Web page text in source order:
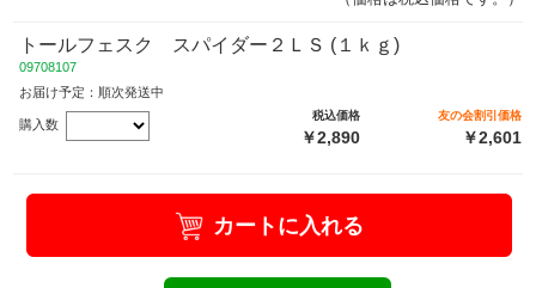
トールフェスク スパイダー２ＬＳ (１ｋｇ)
09708107
お届け予定：順次発送中
購入数
税込価格
￥2,890
友の会割引価格
￥2,601
カートに入れる